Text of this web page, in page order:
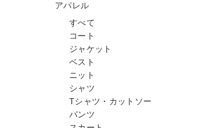
アパレル
すべて
コート
ジャケット
ベスト
ニット
シャツ
Tシャツ・カットソー
パンツ